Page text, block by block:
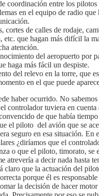
coordinación entre los pilotos
en el equipo de radio que
cortes de calles de rodaje,
etc. que hagan más difícil la
atención.
del aeropuerto por
haga más fácil un despiste.
del relevo en la torre, que
en el que puede
haber ocurrido. No sabemos
controlador tuviera en cuenta
de que había
el piloto del avión que se
seguro en esa situación. En
¿diríamos que el
o que el piloto, timorato, se
atrevería a decir nada hasta
claro que la actuación del
porque él es
la decisión de hacer